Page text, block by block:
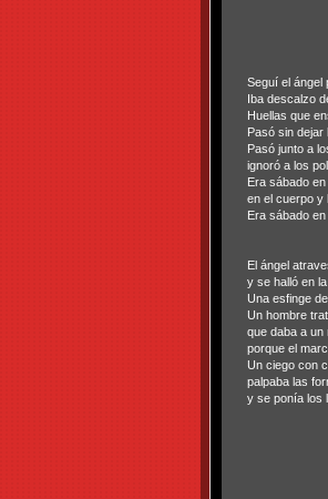
Seguí el ángel
Iba descalzo
Huellas que
Pasó sin dejar
Pasó junto a
ignoró a los
Era sábado
en el cuerpo y
Era sábado
El ángel
y se halló en
Una esfinge
Un hombre
que daba a un
porque el
Un ciego con
palpaba las
y se ponía los